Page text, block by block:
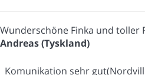
Wunderschöne Finka und toller
Andreas (Tyskland)
Komunikation sehr